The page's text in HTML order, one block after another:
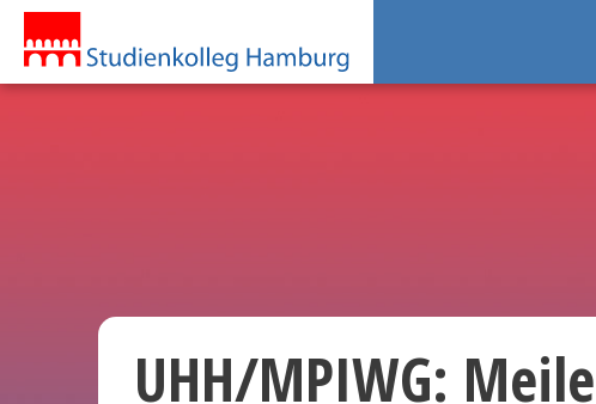
UHH/MPIWG: